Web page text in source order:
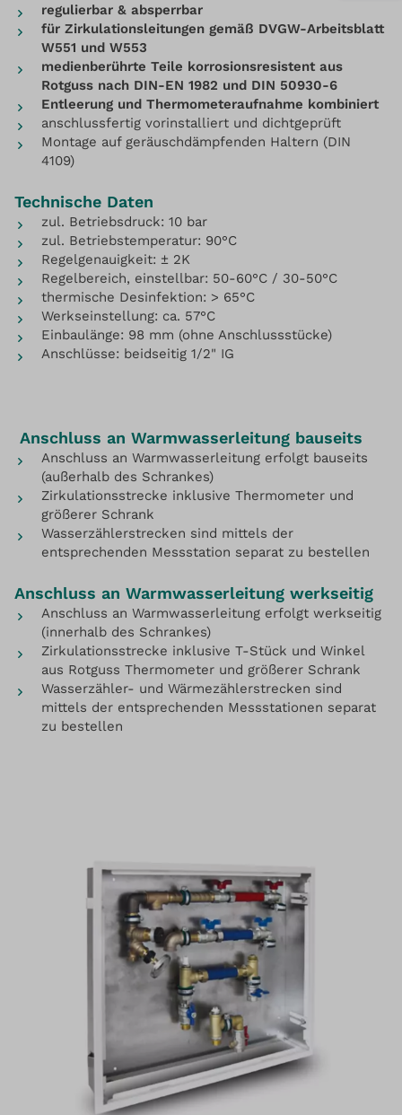
regulierbar & absperrbar
für Zirkulationsleitungen gemäß DVGW-Arbeitsblatt
W551 und W553
medienberührte Teile korrosionsresistent aus
Rotguss nach DIN-EN 1982 und DIN 50930-6
Entleerung und Thermometeraufnahme kombiniert
anschlussfertig vorinstalliert und dichtgeprüft
Montage auf geräuschdämpfenden Haltern (DIN
4109)
Technische Daten
zul. Betriebsdruck: 10 bar
zul. Betriebstemperatur: 90°C
Regelgenauigkeit: ± 2K
Regelbereich, einstellbar: 50-60°C / 30-50°C
thermische Desinfektion: > 65°C
Werkseinstellung: ca. 57°C
Einbaulänge: 98 mm (ohne Anschlussstücke)
Anschlüsse: beidseitig 1/2" IG
Anschluss an Warmwasserleitung bauseits
Anschluss an Warmwasserleitung erfolgt bauseits
(außerhalb des Schrankes)
Zirkulationsstrecke inklusive Thermometer und
größerer Schrank
Wasserzählerstrecken sind mittels der
entsprechenden Messstation separat zu bestellen
Anschluss an Warmwasserleitung werkseitig
Anschluss an Warmwasserleitung erfolgt werkseitig
(innerhalb des Schrankes)
Zirkulationsstrecke inklusive T-Stück und Winkel
aus Rotguss Thermometer und größerer Schrank
Wasserzähler- und Wärmezählerstrecken sind
mittels der entsprechenden Messstationen separat
zu bestellen